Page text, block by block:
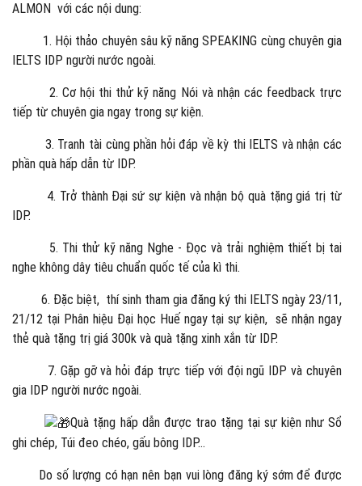
ALMON với các nội dung:
1. Hội thảo chuyên sâu kỹ năng SPEAKING cùng chuyên gia
IELTS IDP người nước ngoài.
2. Cơ hội thi thử kỹ năng Nói và nhận các feedback trực
tiếp từ chuyên gia ngay trong sự kiện.
3. Tranh tài cùng phần hỏi đáp về kỳ thi IELTS và nhận các
phần quà hấp dẫn từ IDP.
4. Trở thành Đại sứ sự kiện và nhận bộ quà tặng giá trị từ
IDP.
5. Thi thử kỹ năng Nghe - Đọc và trải nghiệm thiết bị tai
nghe không dây tiêu chuẩn quốc tế của kì thi.
6. Đặc biệt, thí sinh tham gia đăng ký thi IELTS ngày 23/11,
21/12 tại Phân hiệu Đại học Huế ngay tại sự kiện, sẽ nhận ngay
thẻ quà tặng trị giá 300k và quà tặng xinh xắn từ IDP.
7. Gặp gỡ và hỏi đáp trực tiếp với đội ngũ IDP và chuyên
gia IDP người nước ngoài.
Quà tặng hấp dẫn được trao tặng tại sự kiện như Sổ
ghi chép, Túi đeo chéo, gấu bông IDP…
Do số lượng có hạn nên bạn vui lòng đăng ký sớm để được